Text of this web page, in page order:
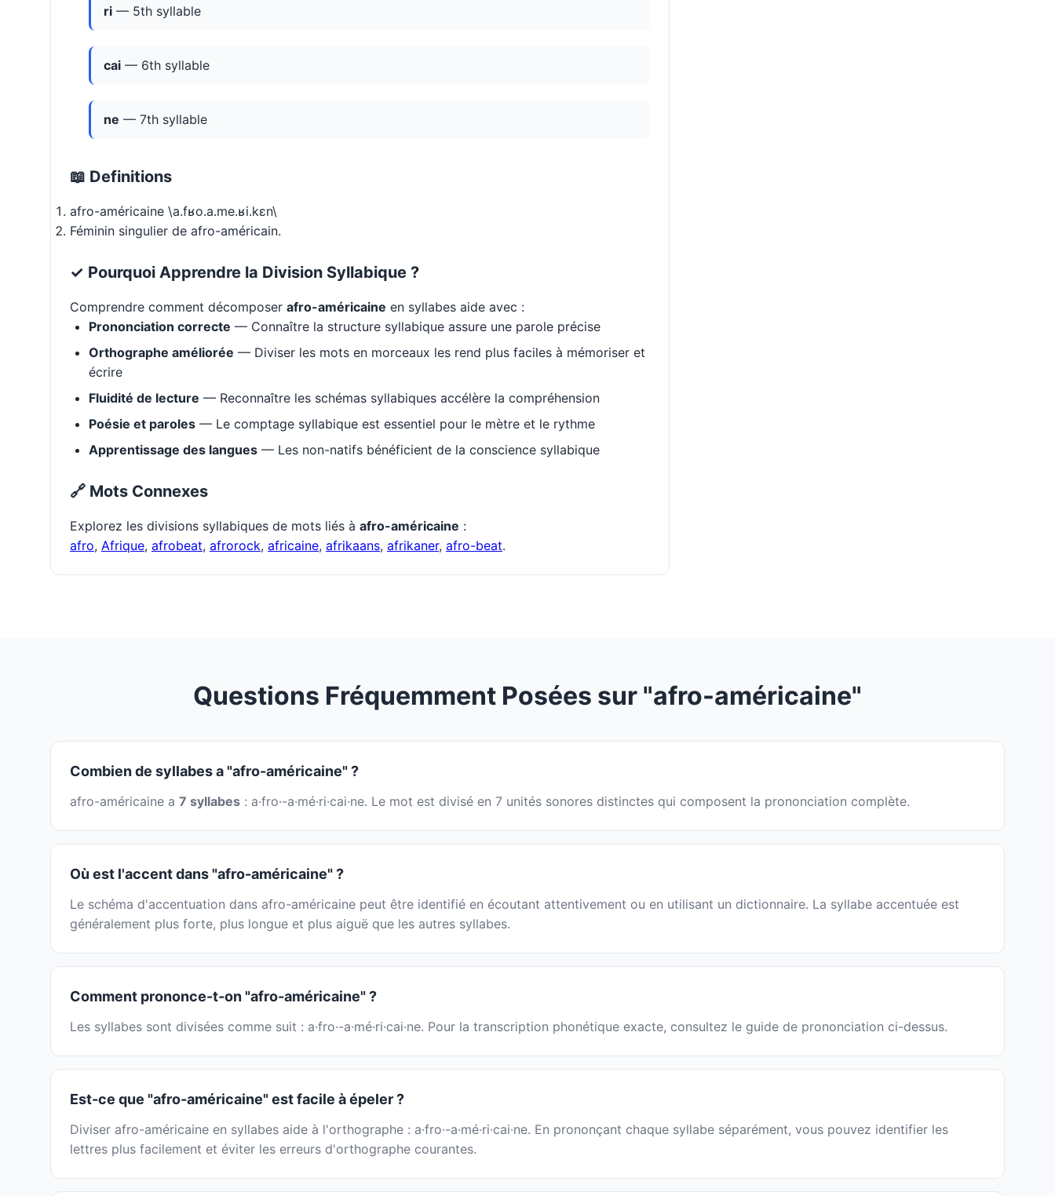
ri — 5th syllable
cai — 6th syllable
ne — 7th syllable
📖 Definitions
afro-américaine \a.fʁo.a.me.ʁi.kɛn\
Féminin singulier de afro-américain.
✓ Pourquoi Apprendre la Division Syllabique ?
Comprendre comment décomposer afro-américaine en syllabes aide avec :
Prononciation correcte — Connaître la structure syllabique assure une parole précise
Orthographe améliorée — Diviser les mots en morceaux les rend plus faciles à mémoriser et
écrire
Fluidité de lecture — Reconnaître les schémas syllabiques accélère la compréhension
Poésie et paroles — Le comptage syllabique est essentiel pour le mètre et le rythme
Apprentissage des langues — Les non-natifs bénéficient de la conscience syllabique
🔗 Mots Connexes
Explorez les divisions syllabiques de mots liés à afro-américaine :
afro, Afrique, afrobeat, afrorock, africaine, afrikaans, afrikaner, afro-beat.
Questions Fréquemment Posées sur "afro-américaine"
Combien de syllabes a "afro-américaine" ?
afro-américaine a 7 syllabes : a·fro·-a·mé·ri·cai·ne. Le mot est divisé en 7 unités sonores distinctes qui composent la prononciation complète.
Où est l'accent dans "afro-américaine" ?
Le schéma d'accentuation dans afro-américaine peut être identifié en écoutant attentivement ou en utilisant un dictionnaire. La syllabe accentuée est
généralement plus forte, plus longue et plus aiguë que les autres syllabes.
Comment prononce-t-on "afro-américaine" ?
Les syllabes sont divisées comme suit : a·fro·-a·mé·ri·cai·ne. Pour la transcription phonétique exacte, consultez le guide de prononciation ci-dessus.
Est-ce que "afro-américaine" est facile à épeler ?
Diviser afro-américaine en syllabes aide à l'orthographe : a·fro·-a·mé·ri·cai·ne. En prononçant chaque syllabe séparément, vous pouvez identifier les
lettres plus facilement et éviter les erreurs d'orthographe courantes.